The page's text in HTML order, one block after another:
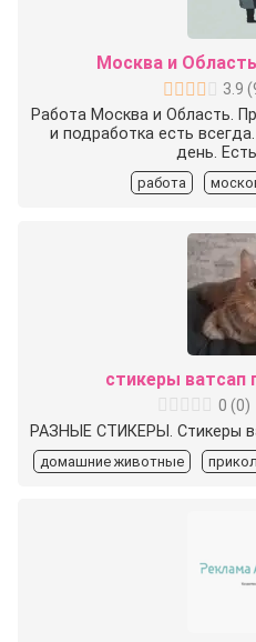
Москва и
3.9 (
Работа Москва и Область.
и подработка есть
день.
работа
стикеры ватсап
0 (0)
РАЗНЫЕ СТИКЕРЫ. Стикеры
домашние животные